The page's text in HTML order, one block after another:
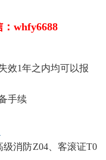
：whfy6688
效1年之内均可以报
手续
消防Z04、客滚证T0